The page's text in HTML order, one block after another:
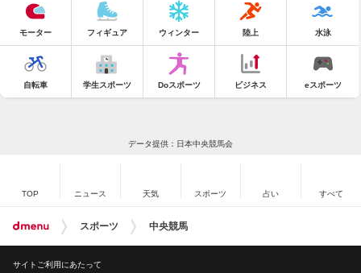
モーター フィギュア ウィンター 陸上 水泳
自転車 学生スポーツ Doスポーツ ビジネス eスポーツ
データ提供：日本中央競馬会
TOP ニュース 天気 スポーツ 占い すべて
スポーツ 中央競馬
サイトご利用にあたって